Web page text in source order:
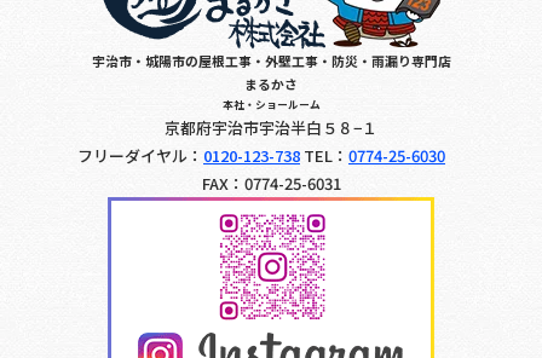
宇治市・城陽市の屋根工事・外壁工事・防災・雨漏り専門店
まるかさ
本社・ショールーム
京都府宇治市宇治半白５８−１
フリーダイヤル： 0120-123-738 TEL： 0774-25-6030
FAX：0774-25-6031